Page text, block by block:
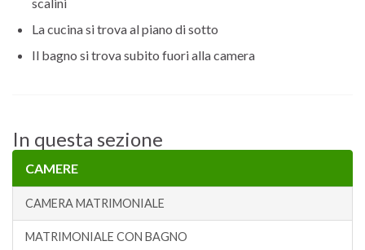
La cucina si trova al piano di sotto
Il bagno si trova subito fuori alla camera
In questa sezione
CAMERE
CAMERA MATRIMONIALE
MATRIMONIALE CON BAGNO